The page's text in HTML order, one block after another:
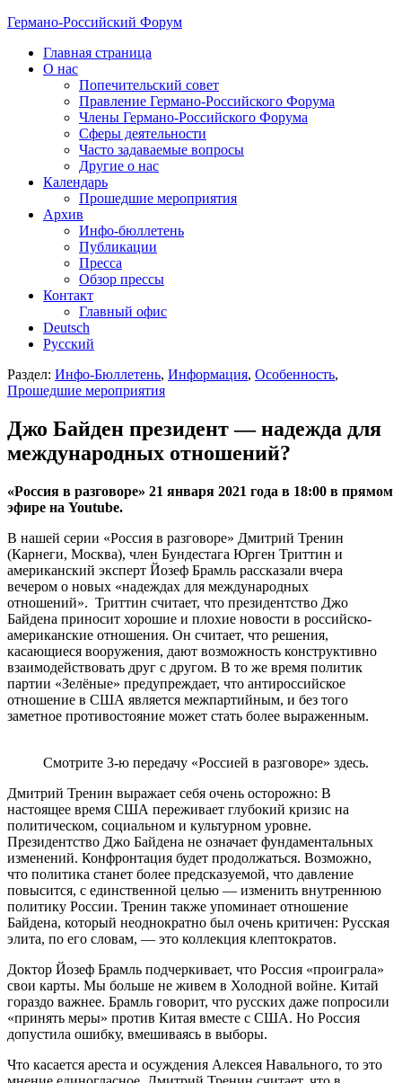
Германо-Российский Форум
Главная страница
О нас
Попечительский совет
Правление Германо-Российского Форума
Члены Германо-Российского Форума
Сферы деятельности
Часто задаваемые вопросы
Другие о нас
Календарь
Прошедшие мероприятия
Архив
Инфо-бюллетень
Публикации
Пресса
Обзор прессы
Контакт
Главный офис
Deutsch
Русский
Раздел: Инфо-Бюллетень, Информация, Особенность,
Прошедшие мероприятия
Джо Байден президент — надежда для
международных отношений?
«Россия в разговоре» 21 января 2021 года в 18:00 в прямом
эфире на Youtube.
В нашей серии «Россия в разговоре» Дмитрий Тренин
(Карнеги, Москва), член Бундестага Юрген Триттин и
американский эксперт Йозеф Брамль рассказали вчера
вечером о новых «надеждах для международных
отношений». Триттин считает, что президентство Джо
Байдена приносит хорошие и плохие новости в российско-
американские отношения. Он считает, что решения,
касающиеся вооружения, дают возможность конструктивно
взаимодействовать друг с другом. В то же время политик
партии «Зелёные» предупреждает, что антироссийское
отношение в США является межпартийным, и без того
заметное противостояние может стать более выраженным.
Смотрите 3-ю передачу «Россией в разговоре» здесь.
Дмитрий Тренин выражает себя очень осторожно: В
настоящее время США переживает глубокий кризис на
политическом, социальном и культурном уровне.
Президентство Джо Байдена не означает фундаментальных
изменений. Конфронтация будет продолжаться. Возможно,
что политика станет более предсказуемой, что давление
повысится, с единственной целью — изменить внутреннюю
политику России. Тренин также упоминает отношение
Байдена, который неоднократно был очень критичен: Русская
элита, по его словам, — это коллекция клептократов.
Доктор Йозеф Брамль подчеркивает, что Россия «проиграла»
свои карты. Мы больше не живем в Холодной войне. Китай
гораздо важнее. Брамль говорит, что русских даже попросили
«принять меры» против Китая вместе с США. Но Россия
допустила ошибку, вмешиваясь в выборы.
Что касается ареста и осуждения Алексея Навального, то это